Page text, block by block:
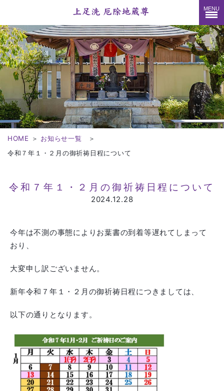
MENU
HOME ＞ お知らせ一覧
＞
令和７年１・２月の御祈祷日程について
令和７年１・２月の御祈祷日程について
2024.12.28
今年は不測の事態によりお葉書の到着等遅れてしまって
おり、
大変申し訳ございません。
新年令和７年１・２月の御祈祷日程につきましては、
以下の通りとなります。